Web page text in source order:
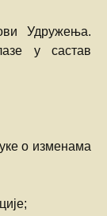
Удружења.
у састав
о изменама